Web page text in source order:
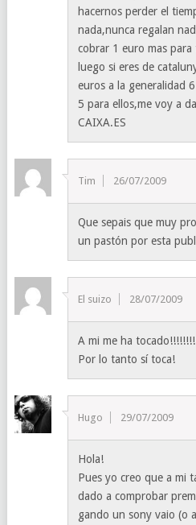
hacernos perder el
nada,nunca regalan
cobrar 1 euro mas
luego si eres de
euros a la generalidad
5 para ellos,me voy a
CAIXA.ES
Tim 26/07/2009
Que sepais que muy
un pastón por esta
El suizo 28/07/2009
A mi me ha
Por lo tanto sí toca!
Hugo 29/07/2009
Hola!
Pues yo creo que a mi
dado a comprobar
gando un sony vaio (o